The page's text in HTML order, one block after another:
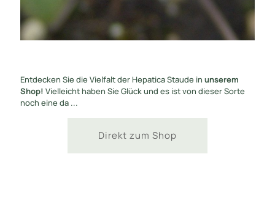
Entdecken Sie die Vielfalt der Hepatica Staude in unserem
Shop! Vielleicht haben Sie Glück und es ist von dieser Sorte
noch eine da ...
Direkt zum Shop